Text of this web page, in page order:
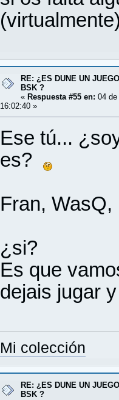
RE: ¿ES DUNE UN
BSK ?
« Respuesta #55 en: 04
16:02:40 »
Ese tú...
es?
Fran,
¿si?
Es que
dejais jugar
Mi colección
RE: ¿ES DUNE UN
BSK ?